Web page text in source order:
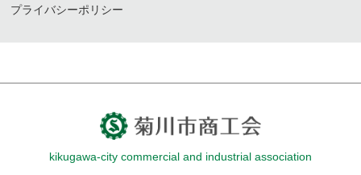
プライバシーポリシー
kikugawa-city commercial and industrial association